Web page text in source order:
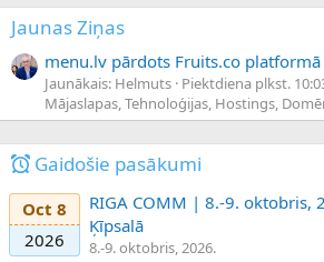
Jaunas Ziņas
menu.lv pārdots Fruits.co platformā
Jaunākais: Helmuts Piektdiena plkst.
Mājaslapas, Tehnoloģijas, Hostings,
Gaidošie pasākumi
Oct 8
2026
RIGA COMM | 8.-9. oktobris,
Ķīpsalā
8.-9. oktobris, 2026.